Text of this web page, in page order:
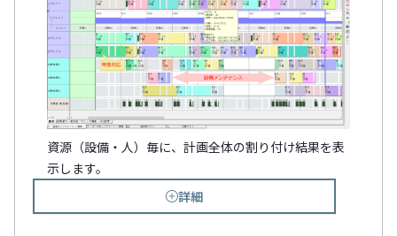
資源（設備・人）毎に、計画全体の割り付け結果を表
示します。
詳細